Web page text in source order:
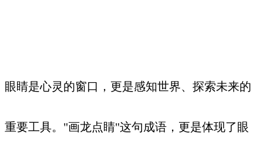
眼睛是心灵的窗口，更是感知世界、探索未来的
重要工具。"画龙点睛"这句成语，更是体现了眼